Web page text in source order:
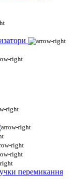
перемикання